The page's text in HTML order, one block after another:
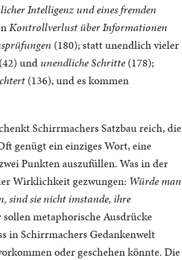
Intelligenz und eines fremden
Kontrollverlust über Informationen
(180); statt unendlich vieler
(42) und unendliche Schritte (178);
(136), und es kommen
Schirrmachers Satzbau reich, die
genügt ein einziges Wort, eine
Punkten auszufüllen. Was in der
Wirklichkeit gezwungen: Würde man
sind sie nicht imstande, ihre
metaphorische Ausdrücke
in Schirrmachers Gedankenwelt
oder geschehen könnte. Die